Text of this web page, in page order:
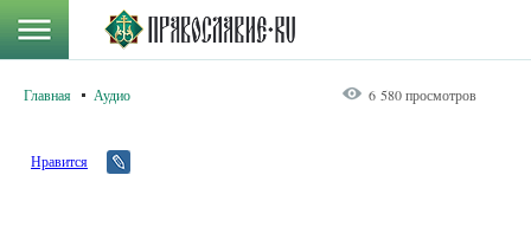
Главная Аудио 6 580 просмотров
Нравится